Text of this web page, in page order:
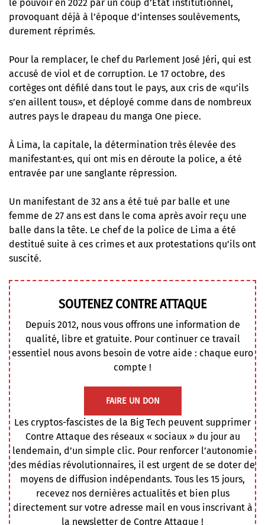
le pouvoir en 2022 par un coup d’État institutionnel,
provoquant déjà à l’époque d’intenses soulèvements,
durement réprimés.
Pour la remplacer, le chef du Parlement José Jéri, qui est
accusé de viol et de corruption. Le 17 octobre, des
cortèges ont défilé dans tout le pays, aux cris de «qu’ils
s’en aillent tous», et déployé comme dans de nombreux
autres pays le drapeau du manga One piece.
À Lima, la capitale, la détermination très élevée des
manifestant·es, qui ont mis en déroute la police, a été
entravée par une sanglante répression.
Un manifestant de 32 ans a été tué par balle et une
femme de 27 ans est dans le coma après avoir reçu une
balle dans la tête. Le chef de la police de Lima a été
destitué suite à ces crimes et aux protestations qu’ils ont
suscité.
SOUTENEZ CONTRE ATTAQUE
Depuis 2012, nous vous offrons une information de
qualité, libre et gratuite. Pour continuer ce travail
essentiel nous avons besoin de votre aide : chaque euro
compte !
FAIRE UN DON
Les cryptos-fascistes de la Big Tech peuvent supprimer
Contre Attaque des réseaux « sociaux » du jour au
lendemain, d’un simple clic. Pour renforcer l’autonomie
des médias révolutionnaires, il est urgent de se doter de
moyens de diffusion indépendants. Tous les 15 jours,
recevez nos dernières actualités et bien plus
directement sur votre adresse mail en vous inscrivant à
la newsletter de Contre Attaque !